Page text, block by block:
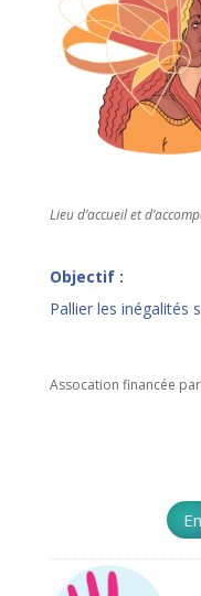
Lieu d’accueil et
Objectif :
Pallier les inégalités
Assocation financée